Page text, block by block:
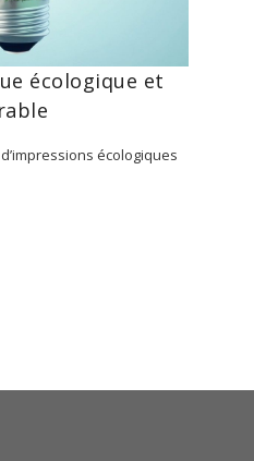
écologique et
écologiques